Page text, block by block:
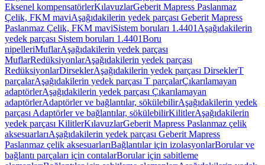
Eksenel kompensatörlerKılavuzlarGeberit Mapress Paslanmaz
Çelik, FKM maviAşağıdakilerin yedek parçası Geberit Mapress
Paslanmaz Çelik, FKM maviSistem boruları 1.4401 Aşağıdakilerin
yedek parçası Sistem boruları 1.4401Boru
nipelleriMuflarAşağıdakilerin yedek parçası
MuflarRedüksiyonlarAşağıdakilerin yedek parçası
RedüksiyonlarDirseklerAşağıdakilerin yedek parçası DirseklerT
parçalarAşağıdakilerin yedek parçası T parçalarÇıkarılamayan
adaptörlerAşağıdakilerin yedek parçası Çıkarılamayan
adaptörlerAdaptörler ve bağlantılar, sökülebilirAşağıdakilerin yedek
parçası Adaptörler ve bağlantılar, sökülebilirKilitlerAşağıdakilerin
yedek parçası KilitlerKılavuzlarGeberit Mapress Paslanmaz çelik
aksesuarlarıAşağıdakilerin yedek parçası Geberit Mapress
Paslanmaz çelik aksesuarlarıBağlantılar için izolasyonlarBorular ve
bağlantı parçaları için contalarBorular için sabitleme